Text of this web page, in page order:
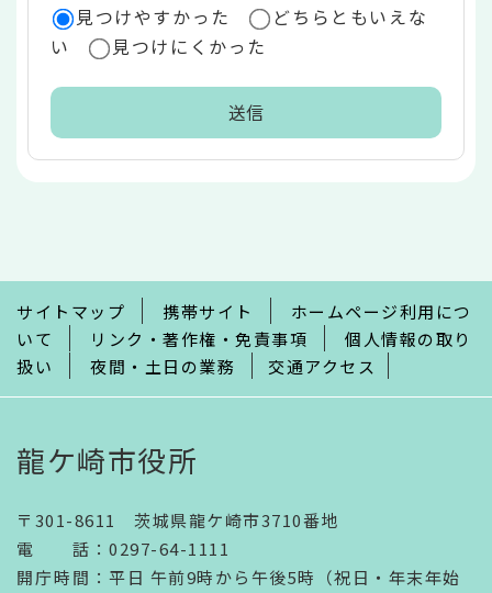
見つけやすかった
どちらともいえな
い
見つけにくかった
で
サイトマップ 携帯サイト
ホームページ利用につ
いて
リンク・著作権・免責事項
個人情報の取り
扱い
夜間・土日の業務 交通アクセス
龍ケ崎市役所
〒301-8611 茨城県龍ケ崎市3710番地
電話 ： 0297-64-1111
開庁時間 ： 平日 午前9時から午後5時（祝日・年末年始